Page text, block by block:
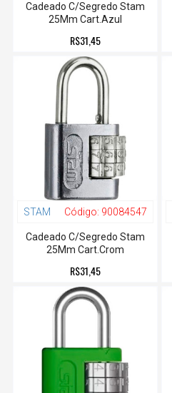
Cadeado C/Segredo Stam
25Mm Cart.Azul
R$31,45
STAM Código: 90084547
Cadeado C/Segredo Stam
25Mm Cart.Crom
R$31,45